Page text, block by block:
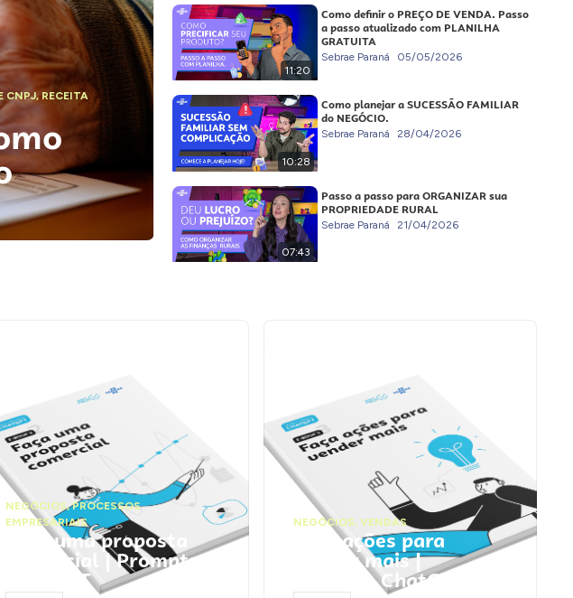
CNPJ,RECEITA
11:20
Como definir o PREÇO DE VENDA. Passo
a passo atualizado com PLANILHA
GRATUITA
Sebrae Paraná 05/05/2026
10:28
Como planejar a SUCESSÃO FAMILIAR
do NEGÓCIO.
Sebrae Paraná 28/04/2026
07:43
Passo a passo para ORGANIZAR sua
PROPRIEDADE RURAL
Sebrae Paraná 21/04/2026
NEGÓCIOS,PROCESSOS
EMPRESARIAIS
Faça uma proposta
comercial | Prompts
ChatGPT
NEGÓCIOS, VENDAS
Faça ações para
vender mais |
Prompts ChatGPT